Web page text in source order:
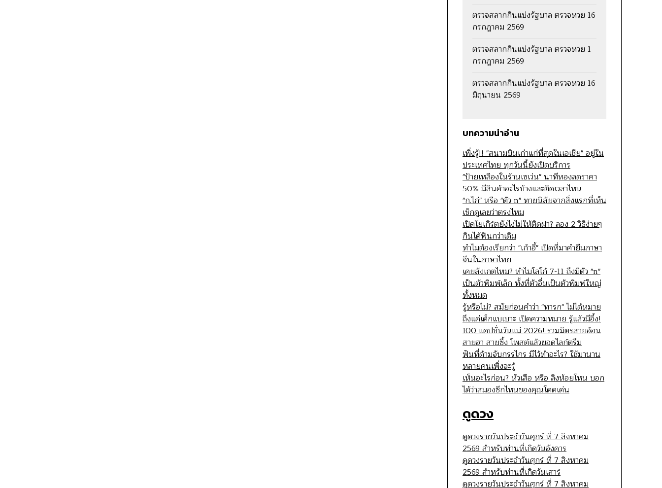
ตรวจสลากกินแบ่งรัฐบาล ตรวจหวย 16
กรกฎาคม 2569
ตรวจสลากกินแบ่งรัฐบาล ตรวจหวย 1
กรกฎาคม 2569
ตรวจสลากกินแบ่งรัฐบาล ตรวจหวย 16
มิถุนายน 2569
บทความน่าอ่าน
เพิ่งรู้!! "สนามบินเก่าแก่ที่สุดในเอเชีย" อยู่ใน
ประเทศไทย ทุกวันนี้ยังเปิดบริการ
"ป้ายเหลืองในร้านเซเว่น" นาทีทองลดราคา
50% มีสินค้าอะไรบ้างและติดเวลาไหน
"ก.ไก่" หรือ "ตัว n" ทายนิสัยจากสิ่งแรกที่เห็น
เช็กดูเลยว่าตรงไหม
เปิดโยเกิร์ตยังไงไม่ให้ติดฝา? ลอง 2 วิธีง่ายๆ
กินได้ฟินกว่าเดิม
ทำไมต้องเรียกว่า "เก้าอี้" เปิดที่มาคำยืมภาษา
จีนในภาษาไทย
เคยสังเกตไหม? ทำไมโลโก้ 7-11 ถึงมีตัว "n"
เป็นตัวพิมพ์เล็ก ทั้งที่ตัวอื่นเป็นตัวพิมพ์ใหญ่
ทั้งหมด
รู้หรือไม่? สมัยก่อนคำว่า "ทารก" ไม่ได้หมาย
ถึงแค่เด็กแบเบาะ เปิดความหมาย รู้แล้วมีอึ้ง!
100 แคปชั่นวันแม่ 2026! รวมมิตรสายอ้อน
สายฮา สายซึ้ง โพสต์แล้วยอดไลก์ตรึม
ฟันที่ด้ามจับกรรไกร มีไว้ทำอะไร? ใช้มานาน
หลายคนเพิ่งจะรู้
เห็นอะไรก่อน? หัวเสือ หรือ ลิงห้อยโหน บอก
ได้ว่าสมองซีกไหนของคุณโดดเด่น
ดูดวง
ดูดวงรายวันประจำวันศุกร์ ที่ 7 สิงหาคม
2569 สำหรับท่านที่เกิดวันอังคาร
ดูดวงรายวันประจำวันศุกร์ ที่ 7 สิงหาคม
2569 สำหรับท่านที่เกิดวันเสาร์
ดูดวงรายวันประจำวันศุกร์ ที่ 7 สิงหาคม